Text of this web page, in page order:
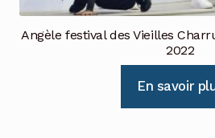
Angèle festival des Vieilles
2022
En savoir